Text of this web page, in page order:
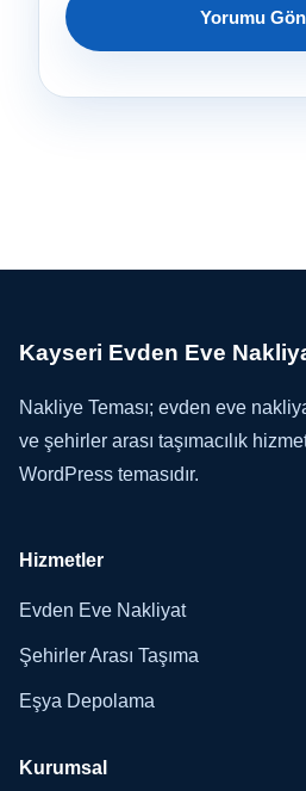
Kayseri Evden Eve
Nakliye Teması; evden eve
ve şehirler arası taşımacılık
WordPress temasıdır.
Hizmetler
Evden Eve Nakliyat
Şehirler Arası Taşıma
Eşya Depolama
Kurumsal